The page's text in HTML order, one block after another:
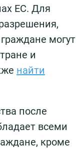
ЕС. Для
могут
и
найти
после
всеми
кроме